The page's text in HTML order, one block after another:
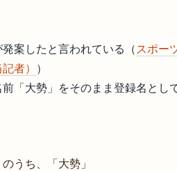
案したと言われている（スポー
者） ）
「大勢」をそのまま登録名とし
うち、「大勢」